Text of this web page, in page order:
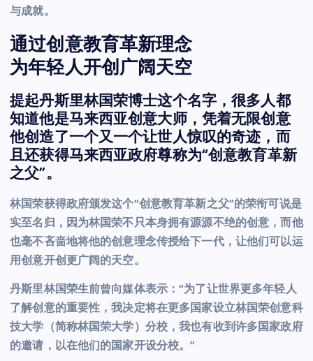
与成就。
通过创意教育革新理念
为年轻人开创广阔天空
提起丹斯里林国荣博士这个名字，很多人都
知道他是马来西亚创意大师，凭着无限创意
他创造了一个又一个让世人惊叹的奇迹，而
且还获得马来西亚政府尊称为“创意教育革新
之父”。
林国荣获得政府颁发这个“创意教育革新之父”的荣衔可说是
实至名归，因为林国荣不只本身拥有源源不绝的创意，而他
也毫不吝啬地将他的创意理念传授给下一代，让他们可以运
用创意开创更广阔的天空。
丹斯里林国荣生前曾向媒体表示：“为了让世界更多年轻人
了解创意的重要性，我决定将在更多国家设立林国荣创意科
技大学（简称林国荣大学）分校，我也有收到许多国家政府
的邀请，以在他们的国家开设分校。”